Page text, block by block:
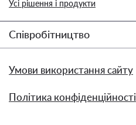
Усі рішення і продукти
Співробітництво
Умови використання сайту
Політика конфіденційності